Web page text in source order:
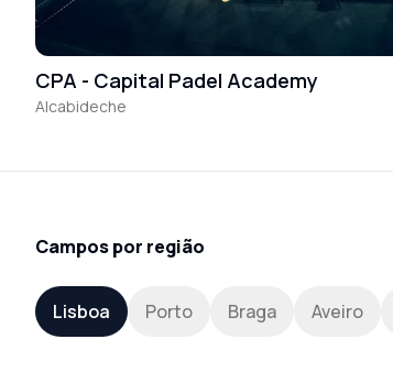
CPA - Capital Padel Academy
Alcabideche
Campos por região
Lisboa Porto Braga Aveiro